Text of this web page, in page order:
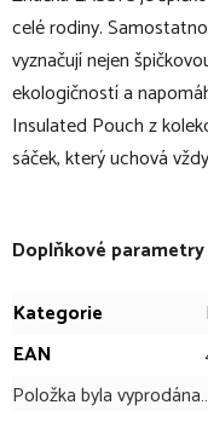
celé rodiny.
vyznačují nejen
ekologičností a
Insulated Pouch z
sáček, který uchová
potřeby funguje i
funkční izolovaný
uchová čerstvou
Doplňkové parametry
Kategorie
EAN
Položka byla